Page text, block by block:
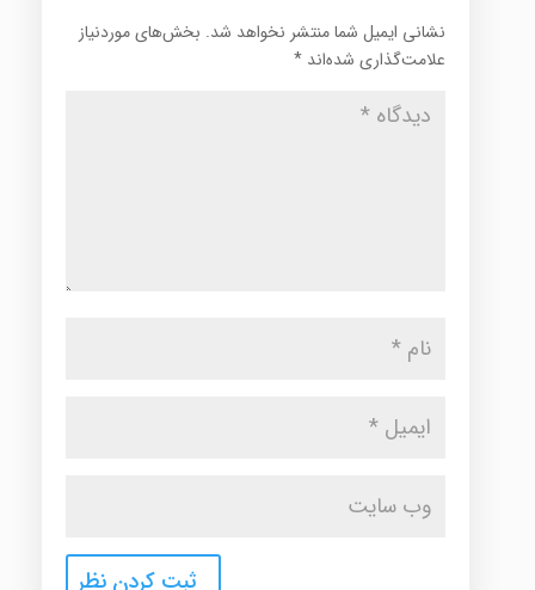
نشانی ایمیل شما منتشر نخواهد شد. بخش‌های موردنیاز
علامت‌گذاری شده‌اند *